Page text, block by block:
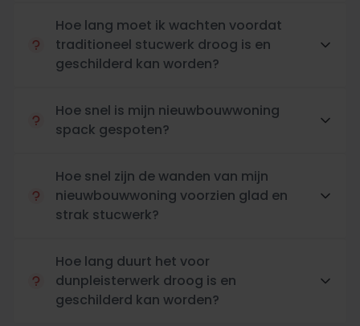
Hoe lang moet ik wachten voordat
traditioneel stucwerk droog is en
geschilderd kan worden?
Hoe snel is mijn nieuwbouwwoning
spack gespoten?
Hoe snel zijn de wanden van mijn
nieuwbouwwoning voorzien glad en
strak stucwerk?
Hoe lang duurt het voor
dunpleisterwerk droog is en
geschilderd kan worden?